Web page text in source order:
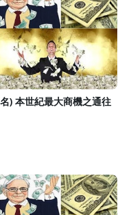
) 本世紀最大商機之通往